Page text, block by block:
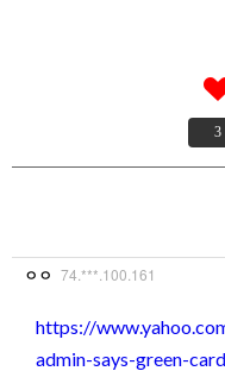
3
ㅇㅇ 74.***.100.161
https://
admin-says-green-